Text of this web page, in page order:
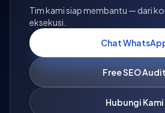
Tim kami siap membantu — dari
eksekusi.
Chat
Free SEO Audit
Hubungi Kami